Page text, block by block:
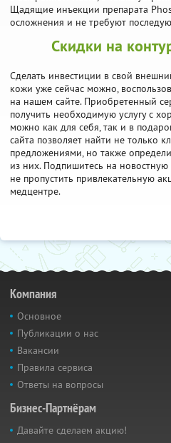
Щадящие инъекции препарата
осложнения и не требуют
Скидки на
Сделать инвестиции в свой
кожи уже сейчас можно,
на нашем сайте. Приобретенный
получить необходимую услугу с
можно как для себя, так и в
сайта позволяет найти не только
предложениями, но также
из них. Подпишитесь на новостную
не пропустить привлекательную
медцентре.
Компания
Основное
Публикации о нас
Вакансии
Правила сервиса
Ответы на вопросы
Бизнес-Партнёрам
Давайте сделаем акцию!